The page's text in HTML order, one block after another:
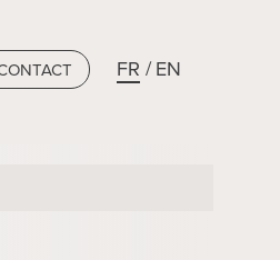
FR EN